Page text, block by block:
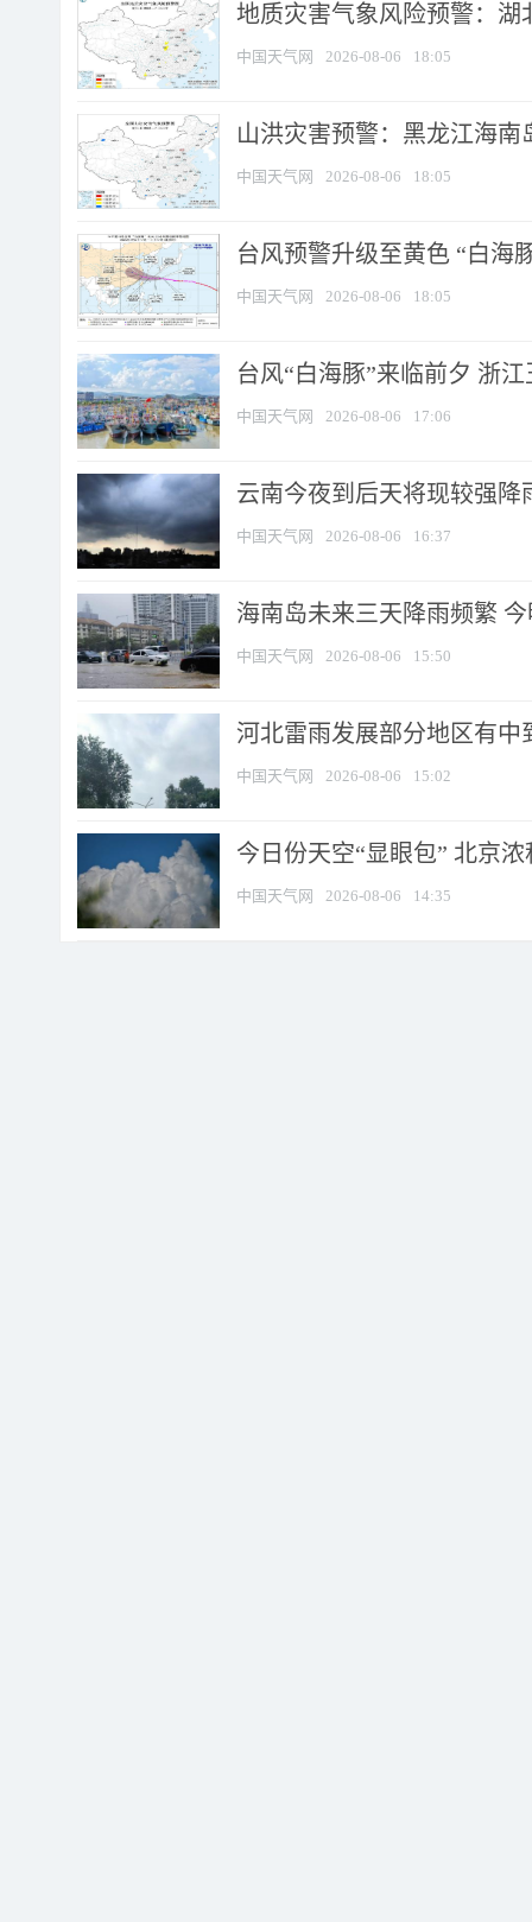
地质灾害气象风险预警：湖
中国天气网 2026-08-06 18:05
山洪灾害预警：黑龙江海
中国天气网 2026-08-06 18:05
台风预警升级至黄色 “白海
中国天气网 2026-08-06 18:05
台风“白海豚”来临前夕 浙
中国天气网 2026-08-06 17:06
云南今夜到后天将现较强降
中国天气网 2026-08-06 16:37
海南岛未来三天降雨频繁
中国天气网 2026-08-06 15:50
河北雷雨发展部分地区有中
中国天气网 2026-08-06 15:02
今日份天空“显眼包” 北京
中国天气网 2026-08-06 14:35